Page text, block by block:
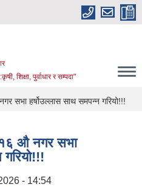
शिक्षा, पुर्वाधार र सम्पदा"
सभा हर्षोउल्लास साथ समपन्न गरियो!!!
१६ औ नगर सभा
- 14:54